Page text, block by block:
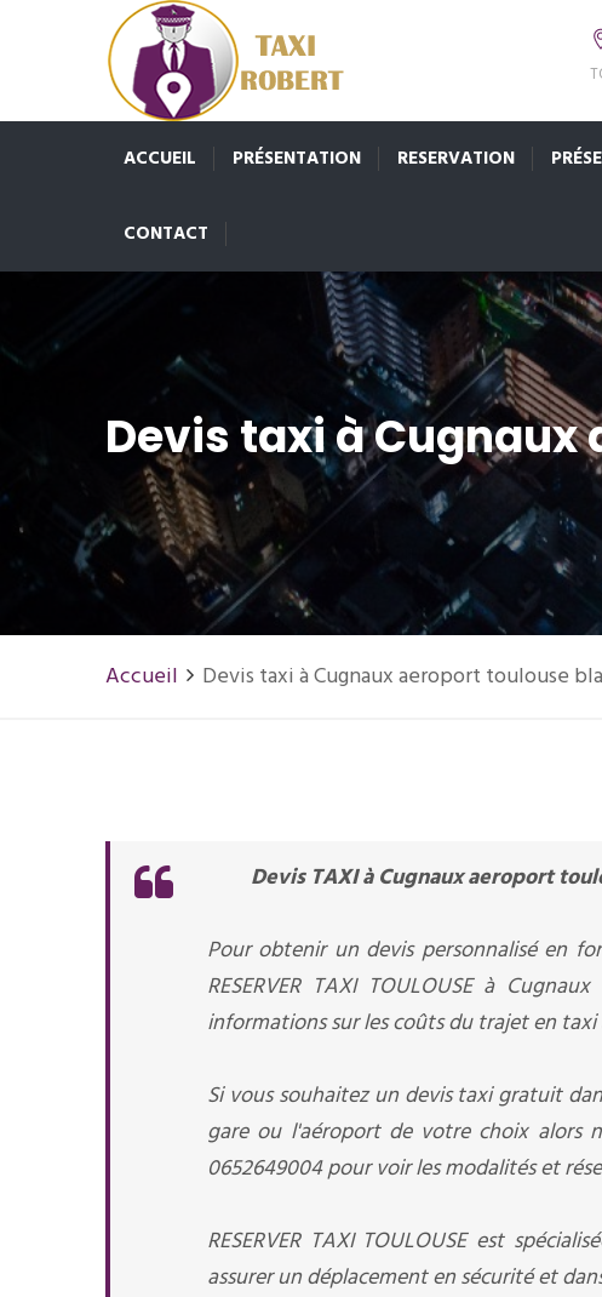
ACCUEIL PRÉSENTATION RESERVATION
CONTACT
Devis taxi à
Accueil Devis taxi à Cugnaux aeroport toulouse
Devis TAXI à Cugnaux aeroport
Pour obtenir un devis personnalisé en
RESERVER TAXI TOULOUSE à
informations sur les coûts du trajet en
Si vous souhaitez un devis taxi gratuit
gare ou l'aéroport de votre choix alors
0652649004 pour voir les modalités et
RESERVER TAXI TOULOUSE est
assurer un déplacement en sécurité et